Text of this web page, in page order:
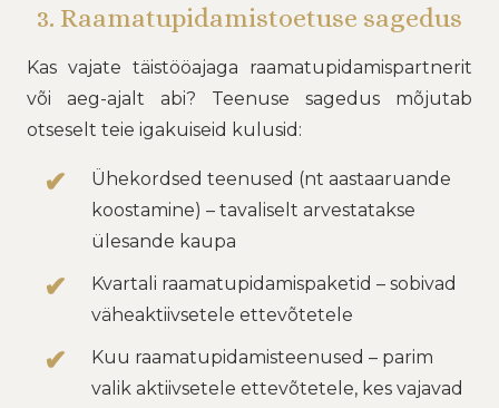
3. Raamatupidamistoetuse sagedus
Kas vajate täistööajaga raamatupidamispartnerit
või aeg-ajalt abi? Teenuse sagedus mõjutab
otseselt teie igakuiseid kulusid:
Ühekordsed teenused (nt aastaaruande
koostamine) – tavaliselt arvestatakse
ülesande kaupa
Kvartali raamatupidamispaketid – sobivad
väheaktiivsetele ettevõtetele
Kuu raamatupidamisteenused – parim
valik aktiivsetele ettevõtetele, kes vajavad